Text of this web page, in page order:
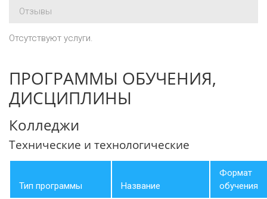
Отзывы
Отсутствуют услуги.
ПРОГРАММЫ ОБУЧЕНИЯ,
ДИСЦИПЛИНЫ
Колледжи
Технические и технологические
Тип программы Название
Формат
обучения